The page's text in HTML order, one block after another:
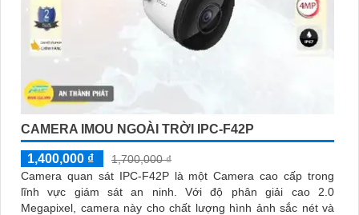
CAMERA IMOU NGOÀI TRỜI IPC-F42P
1,400,000 ₫
1,700,000 ₫
Camera quan sát IPC-F42P là một Camera cao cấp trong
lĩnh vực giám sát an ninh. Với độ phân giải cao 2.0
Megapixel, camera này cho chất lượng hình ảnh sắc nét và